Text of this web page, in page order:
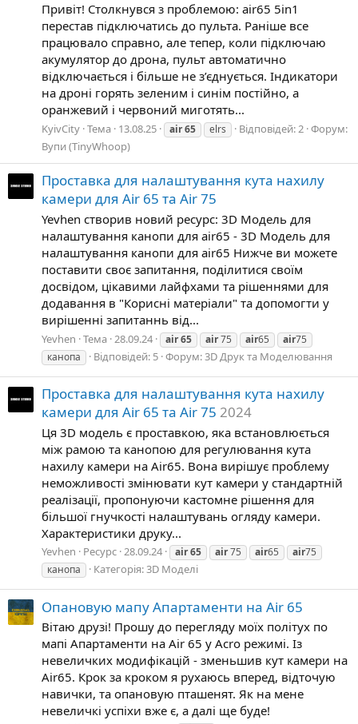
Привіт! Столкнувся з проблемою: air65 5in1
перестав підключатись до пульта. Раніше все
працювало справно, але тепер, коли підключаю
акумулятор до дрона, пульт автоматично
відключається і більше не з’єднується. Індикатори
на дроні горять зеленим і синім постійно, а
оранжевий і червоний миготять...
KyivCity Тема 13.08.25 air65 elrs Відповідей: 2 Форум:
Вупи (TinyWhoop)
Проставка для налаштування кута нахилу
камери для Air 65 та Air 75
Yevhen створив новий ресурс: 3D Модель для
налаштування канопи для air65 - 3D Модель для
налаштування канопи для air65 Нижче ви можете
поставити своє запитання, поділитися своїм
досвідом, цікавими лайфхами та рішеннями для
додавання в "Корисні матеріали" та допомогти у
вирішенні запитаннь від...
Yevhen Тема 28.09.24 air65 air75 air65 air75
канопа
Відповідей: 5 Форум: 3D Друк та Моделювання
Проставка для налаштування кута нахилу
камери для Air 65 та Air 75 2024
Ця 3D модель є проставкою, яка встановлюється
між рамою та канопою для регулювання кута
нахилу камери на Air65. Вона вирішує проблему
неможливості змінювати кут камери у стандартній
реалізації, пропонуючи кастомне рішення для
більшої гнучкості налаштувань огляду камери.
Характеристики друку...
Yevhen Ресурс 28.09.24 air65 air75 air65 air75
канопа
Категорія:3D Моделі
Опановую мапу Апартаменти на Air 65
Вітаю друзі! Прошу до перегляду моїх політух по
мапі Апартаменти на Air 65 у Acro режимі. Із
невеличких модифікацій - зменьшив кут камери на
Air65. Крок за кроком я рухаюсь вперед, відточую
навички, та опановую пташенят. Як на мене
невеличкі успіхи вже є, а далі ще буде!